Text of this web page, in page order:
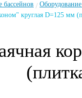
бассейнов /
круглая D=125 мм